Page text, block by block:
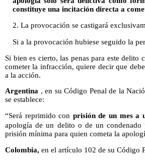
constituye una incitación directa a
2. La provocación se castigará
Si a la provocación hubiese seguido la
Si bien es cierto, las penas para este
cometer la infracción, quiere decir que
a la acción.
Argentina , en su Código Penal de la
se establece:
“Será reprimido con prisión de un mes a
apología de un delito o de un condenado
prisión mínima para quien cometa la
Colombia, en el artículo 102 de su Código